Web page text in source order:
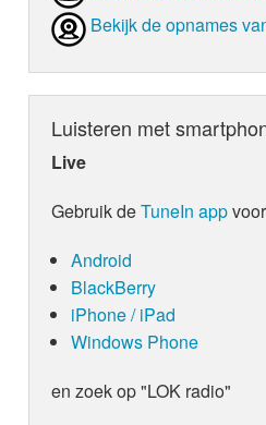
Bekijk de opnames
Luisteren met
Live
Gebruik deTuneIn appvoor
Android
BlackBerry
iPhone / iPad
Windows Phone
en zoek op "LOK radio"